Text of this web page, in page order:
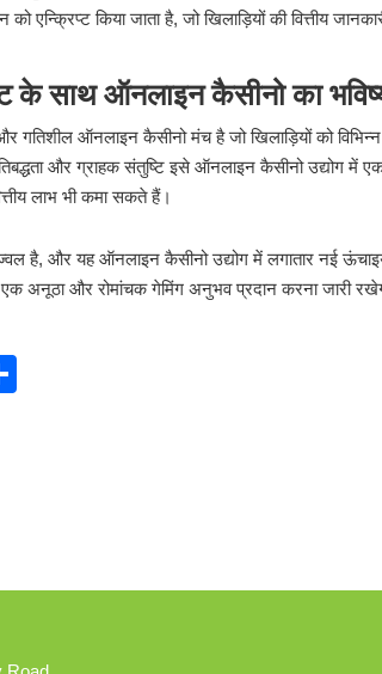
एन्क्रिप्ट किया जाता है, जो खिलाड़ियों की वित्तीय
के साथ ऑनलाइन कैसीनो का
गतिशील ऑनलाइन कैसीनो मंच है जो खिलाड़ियों को
और ग्राहक संतुष्टि इसे ऑनलाइन कैसीनो उद्योग
लाभ भी कमा सकते हैं।
है, और यह ऑनलाइन कैसीनो उद्योग में लगातार नई
एक अनूठा और रोमांचक गेमिंग अनुभव प्रदान करना जारी